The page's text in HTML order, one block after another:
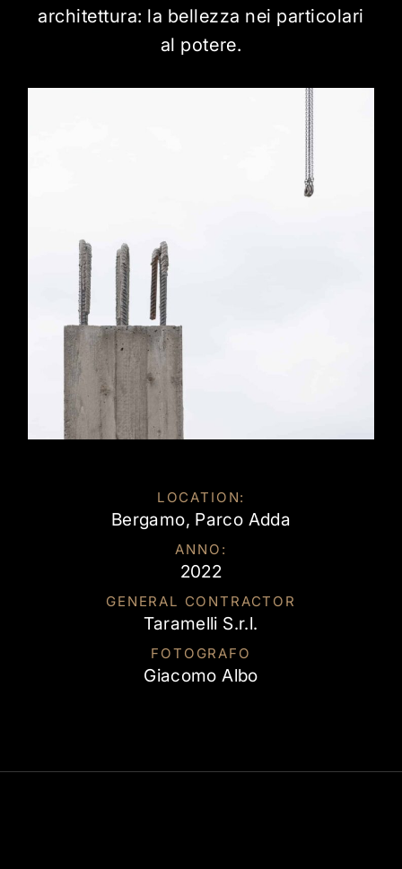
architettura: la bellezza nei particolari
al potere.
LOCATION:
Bergamo, Parco Adda
ANNO:
2022
GENERAL CONTRACTOR
Taramelli S.r.l.
FOTOGRAFO
Giacomo Albo